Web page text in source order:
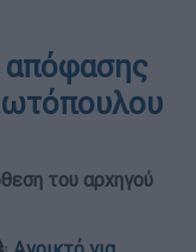
απόφασης
του αρχηγού